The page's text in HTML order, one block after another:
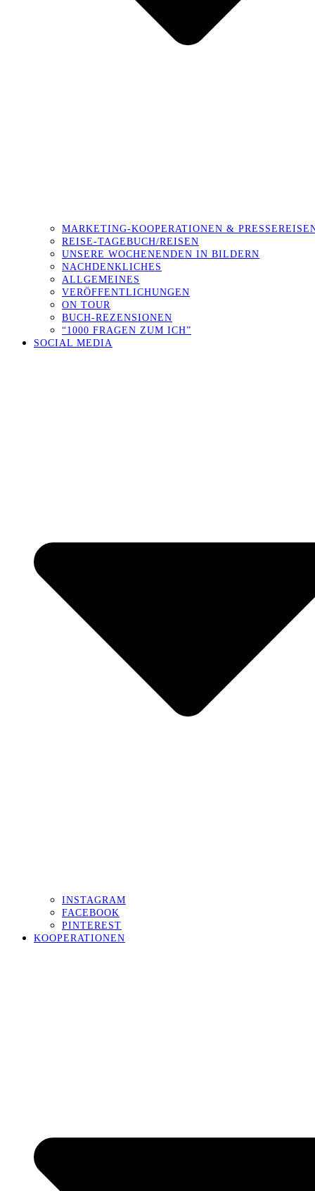
MARKETING-KOOPERATIONEN &
REISE-TAGEBUCH/REISEN
UNSERE WOCHENENDEN IN BILDERN
NACHDENKLICHES
ALLGEMEINES
VERÖFFENTLICHUNGEN
ON TOUR
BUCH-REZENSIONEN
“1000 FRAGEN ZUM ICH”
SOCIAL MEDIA
INSTAGRAM
FACEBOOK
PINTEREST
KOOPERATIONEN